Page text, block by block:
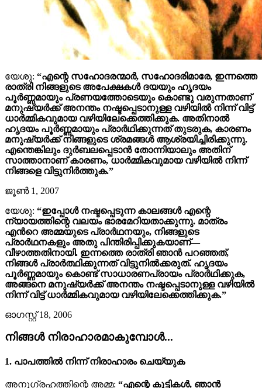
യേശു: “എന്റെ സഹോദരന്മാർ, സഹോദരിമാരേ, ഇന്നത്തെ
രാത്രി നിങ്ങളുടെ അപേക്ഷകൾ ദയയും ഹൃദയം
പൂർണ്ണമായും പ്രണയത്തോടെയും കൊണ്ടു വരുന്നതാണ്
മനുഷ്യർക്ക് അനന്തം നഷ്ടപ്പെടാനുള്ള വഴിയിൽ നിന്ന് വിട്ട്
ധാർമ്മികവുമായ വഴിയിലേക്കെത്തിക്കുക. അതിനാൽ
ഹൃദയം പൂർണ്ണമായും പ്രാർഥിക്കുന്നത് തുടരുക, കാരണം
മനുഷ്യർക്ക് നിങ്ങളുടെ ശ്രമങ്ങൾ ആശ്രയിച്ചിരിക്കുന്നു.
എന്തെങ്കിലും ദുർബലപ്പെടാൻ തോന്നിയാലും അതിന്
സാത്താനാണ് കാരണം, ധാർമ്മികവുമായ വഴിയിൽ നിന്ന്
നിങ്ങളെ വിട്ടുനിർത്തുക.”
ജൂൺ 1, 2007
യേശു: “ഇപ്പോൾ നഷ്ടപ്പെടുന്ന കാലങ്ങൾ എന്റെ
ന്യായത്തിന്റെ വലയം ഭാരമേറിയതാക്കുന്നു. മാത്രം
എന്‍റെ അമ്മയുടെ പ്രാർഥനയും, നിങ്ങളുടെ
പ്രാർഥനകളും അതു പിന്തിരിപ്പിക്കുകയാണ്—
വീഴാത്തതിനായി. ഇന്നത്തെ രാത്രി ഞാൻ പറഞ്ഞത്,
നിങ്ങൾ പ്രാർത്ഥിക്കുന്നത് വിട്ടുനിൽക്കരുത്. ഹൃദയം
പൂർണ്ണമായും കൊണ്ട് സാധാരണപ്രായം പ്രാർഥിക്കുക,
അങ്ങനെ മനുഷ്യർക്ക് അനന്തം നഷ്ടപ്പെടാനുള്ള വഴിയിൽ
നിന്ന് വിട്ട് ധാർമ്മികവുമായ വഴിയിലേക്കെത്തിക്കുക.”
ഓഗസ്റ്റ് 18, 2006
നിങ്ങൾ നിരാഹാരമാകുമ്പോൾ...
1. പാപത്തിൽ നിന്ന് നിരാഹാരം ചെയ്യുക
അനുഗ്രഹത്തിന്റെ അമ്മ: “എന്റെ കുട്ടികൾ, ഞാൻ